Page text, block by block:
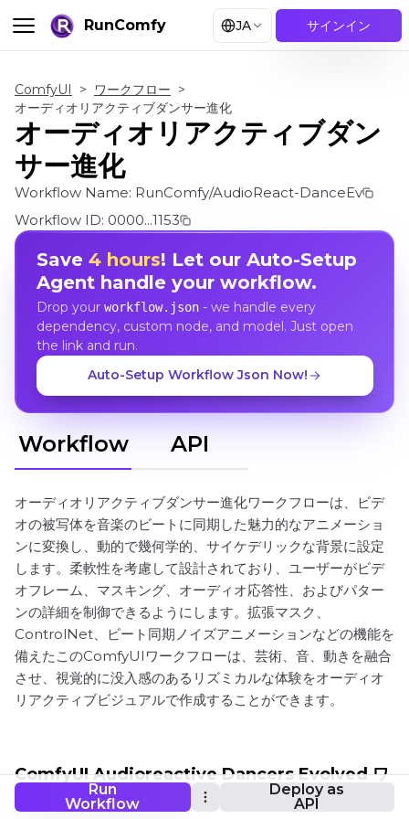
RunComfy JA サインイン
Run
Workflow
Deploy as
API
ComfyUI > ワークフロー >
オーディオリアクティブダンサー進化
オーディオリアクティブダン
サー進化
Workflow Name: RunComfy/AudioReact-DanceEv
Workflow ID: 0000...1153
Save 4 hours! Let our Auto-Setup
Agent handle your workflow.
Drop your workflow.json- we handle every
dependency, custom node, and model. Just open
the link and run.
Auto-Setup Workflow Json Now!
Workflow API
オーディオリアクティブダンサー進化ワークフローは、ビデ
オの被写体を音楽のビートに同期した魅力的なアニメーショ
ンに変換し、動的で幾何学的、サイケデリックな背景に設定
します。柔軟性を考慮して設計されており、ユーザーがビデ
オフレーム、マスキング、オーディオ応答性、およびパター
ンの詳細を制御できるようにします。拡張マスク、
ControlNet、ビート同期ノイズアニメーションなどの機能を
備えたこのComfyUIワークフローは、芸術、音、動きを融合
させ、視覚的に没入感のあるリズミカルな体験をオーディオ
リアクティブビジュアルで作成することができます。
ComfyUI Audioreactive Dancers Evolved ワ
ークフロー